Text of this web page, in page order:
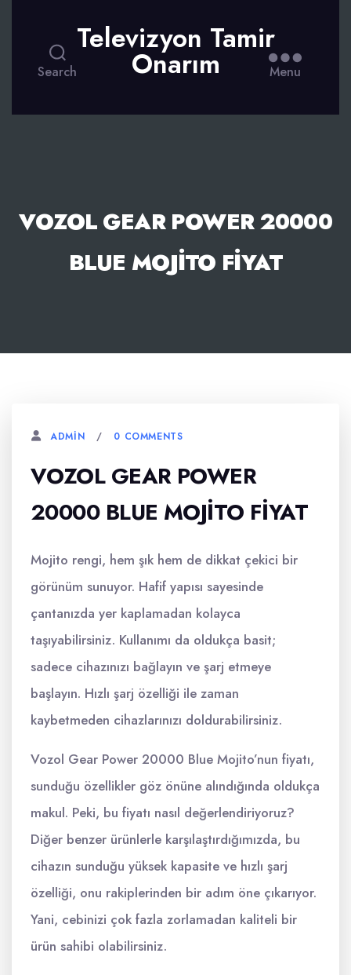
Search
Televizyon Tamir
Onarım Menu
VOZOL GEAR POWER 20000
BLUE MOJITO FIYAT
ADMIN 0 COMMENTS
VOZOL GEAR POWER
20000 BLUE MOJITO FIYAT
Mojito rengi, hem şık hem de dikkat çekici bir
görünüm sunuyor. Hafif yapısı sayesinde
çantanızda yer kaplamadan kolayca
taşıyabilirsiniz. Kullanımı da oldukça basit;
sadece cihazınızı bağlayın ve şarj etmeye
başlayın. Hızlı şarj özelliği ile zaman
kaybetmeden cihazlarınızı doldurabilirsiniz.
Vozol Gear Power 20000 Blue Mojito’nun fiyatı,
sunduğu özellikler göz önüne alındığında oldukça
makul. Peki, bu fiyatı nasıl değerlendiriyoruz?
Diğer benzer ürünlerle karşılaştırdığımızda, bu
cihazın sunduğu yüksek kapasite ve hızlı şarj
özelliği, onu rakiplerinden bir adım öne çıkarıyor.
Yani, cebinizi çok fazla zorlamadan kaliteli bir
ürün sahibi olabilirsiniz.